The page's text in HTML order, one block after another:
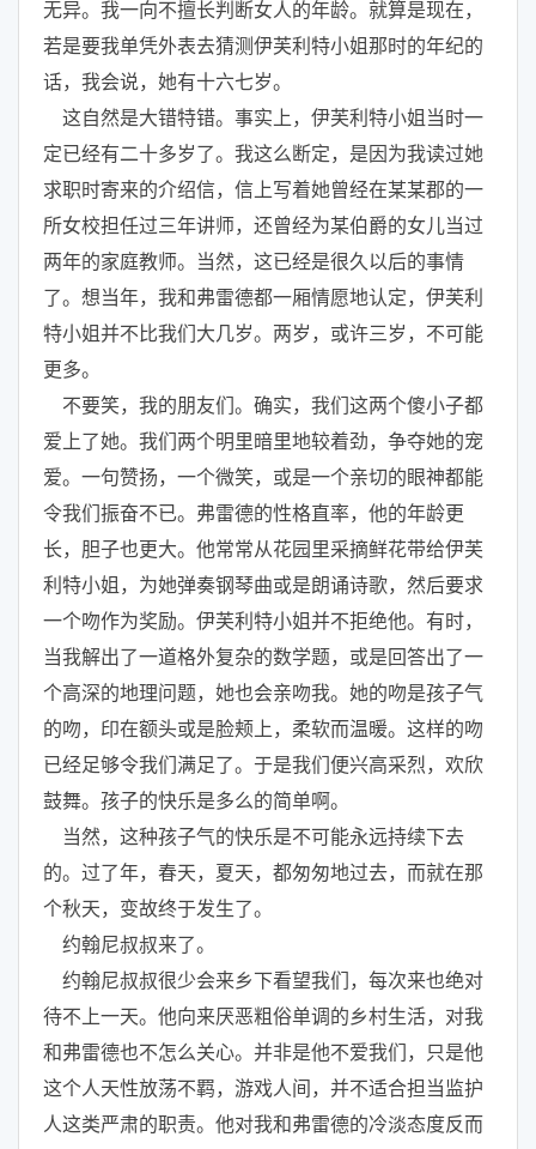
无异。我一向不擅长判断女人的年龄。就算是现在，
若是要我单凭外表去猜测伊芙利特小姐那时的年纪的
话，我会说，她有十六七岁。
这自然是大错特错。事实上，伊芙利特小姐当时一
定已经有二十多岁了。我这么断定，是因为我读过她
求职时寄来的介绍信，信上写着她曾经在某某郡的一
所女校担任过三年讲师，还曾经为某伯爵的女儿当过
两年的家庭教师。当然，这已经是很久以后的事情
了。想当年，我和弗雷德都一厢情愿地认定，伊芙利
特小姐并不比我们大几岁。两岁，或许三岁，不可能
更多。
不要笑，我的朋友们。确实，我们这两个傻小子都
爱上了她。我们两个明里暗里地较着劲，争夺她的宠
爱。一句赞扬，一个微笑，或是一个亲切的眼神都能
令我们振奋不已。弗雷德的性格直率，他的年龄更
长，胆子也更大。他常常从花园里采摘鲜花带给伊芙
利特小姐，为她弹奏钢琴曲或是朗诵诗歌，然后要求
一个吻作为奖励。伊芙利特小姐并不拒绝他。有时，
当我解出了一道格外复杂的数学题，或是回答出了一
个高深的地理问题，她也会亲吻我。她的吻是孩子气
的吻，印在额头或是脸颊上，柔软而温暖。这样的吻
已经足够令我们满足了。于是我们便兴高采烈，欢欣
鼓舞。孩子的快乐是多么的简单啊。
当然，这种孩子气的快乐是不可能永远持续下去
的。过了年，春天，夏天，都匆匆地过去，而就在那
个秋天，变故终于发生了。
约翰尼叔叔来了。
约翰尼叔叔很少会来乡下看望我们，每次来也绝对
待不上一天。他向来厌恶粗俗单调的乡村生活，对我
和弗雷德也不怎么关心。并非是他不爱我们，只是他
这个人天性放荡不羁，游戏人间，并不适合担当监护
人这类严肃的职责。他对我和弗雷德的冷淡态度反而